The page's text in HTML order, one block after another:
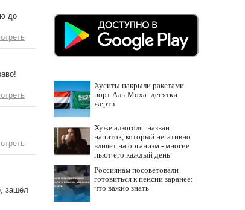
до
зашёл
Хуситы накрыли ракетами
порт Аль-Моха: десятки
жертв
Хуже алкоголя: назван
напиток, который негативно
влияет на организм - многие
пьют его каждый день
Россиянам посоветовали
готовиться к пенсии заранее:
что важно знать